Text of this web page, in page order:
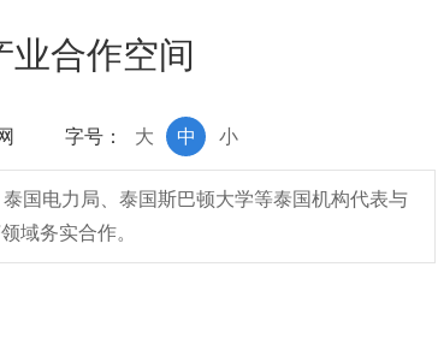
业合作空间
字号： 小
中
大
国电力局、泰国斯巴顿大学等泰国机构代表与
域务实合作。